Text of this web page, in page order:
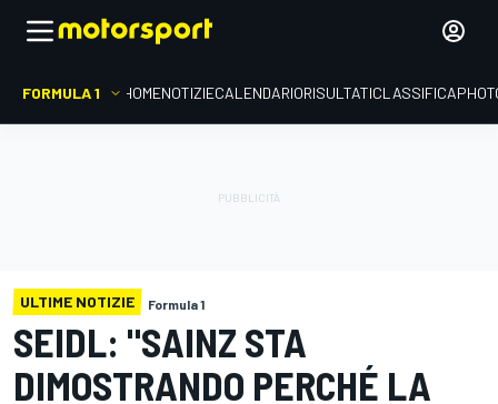
FORMULA 1 HOMENOTIZIECALENDARIORISULTATICLASSIFICA
ULTIME NOTIZIE Formula 1
SEIDL: "SAINZ STA
DIMOSTRANDO PERCHÉ LA